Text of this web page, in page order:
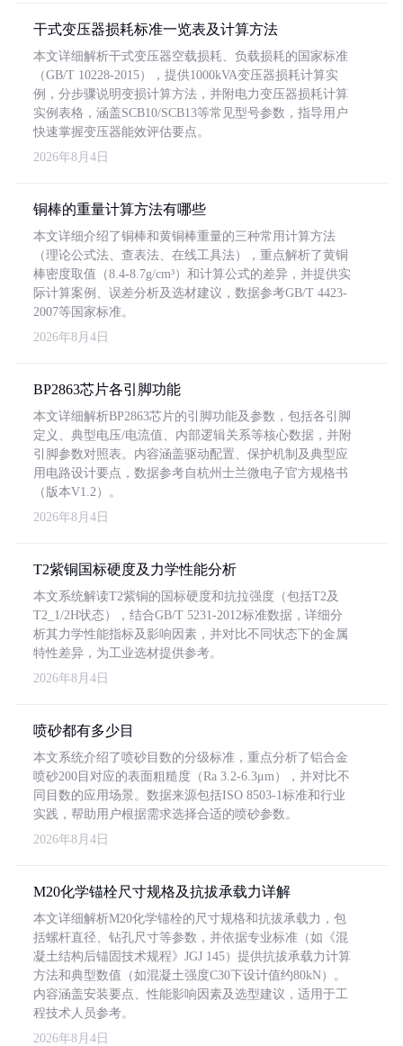
干式变压器损耗标准一览表及计算方法
本文详细解析干式变压器空载损耗、负载损耗的国家标准
（GB/T 10228-2015），提供1000kVA变压器损耗计算实
例，分步骤说明变损计算方法，并附电力变压器损耗计算
实例表格，涵盖SCB10/SCB13等常见型号参数，指导用户
快速掌握变压器能效评估要点。
2026年8月4日
铜棒的重量计算方法有哪些
本文详细介绍了铜棒和黄铜棒重量的三种常用计算方法
（理论公式法、查表法、在线工具法），重点解析了黄铜
棒密度取值（8.4-8.7g/cm³）和计算公式的差异，并提供实
际计算案例、误差分析及选材建议，数据参考GB/T 4423-
2007等国家标准。
2026年8月4日
BP2863芯片各引脚功能
本文详细解析BP2863芯片的引脚功能及参数，包括各引脚
定义、典型电压/电流值、内部逻辑关系等核心数据，并附
引脚参数对照表。内容涵盖驱动配置、保护机制及典型应
用电路设计要点，数据参考自杭州士兰微电子官方规格书
（版本V1.2）。
2026年8月4日
T2紫铜国标硬度及力学性能分析
本文系统解读T2紫铜的国标硬度和抗拉强度（包括T2及
T2_1/2H状态），结合GB/T 5231-2012标准数据，详细分
析其力学性能指标及影响因素，并对比不同状态下的金属
特性差异，为工业选材提供参考。
2026年8月4日
喷砂都有多少目
本文系统介绍了喷砂目数的分级标准，重点分析了铝合金
喷砂200目对应的表面粗糙度（Ra 3.2-6.3μm），并对比不
同目数的应用场景。数据来源包括ISO 8503-1标准和行业
实践，帮助用户根据需求选择合适的喷砂参数。
2026年8月4日
M20化学锚栓尺寸规格及抗拔承载力详解
本文详细解析M20化学锚栓的尺寸规格和抗拔承载力，包
括螺杆直径、钻孔尺寸等参数，并依据专业标准（如《混
凝土结构后锚固技术规程》JGJ 145）提供抗拔承载力计算
方法和典型数值（如混凝土强度C30下设计值约80kN）。
内容涵盖安装要点、性能影响因素及选型建议，适用于工
程技术人员参考。
2026年8月4日